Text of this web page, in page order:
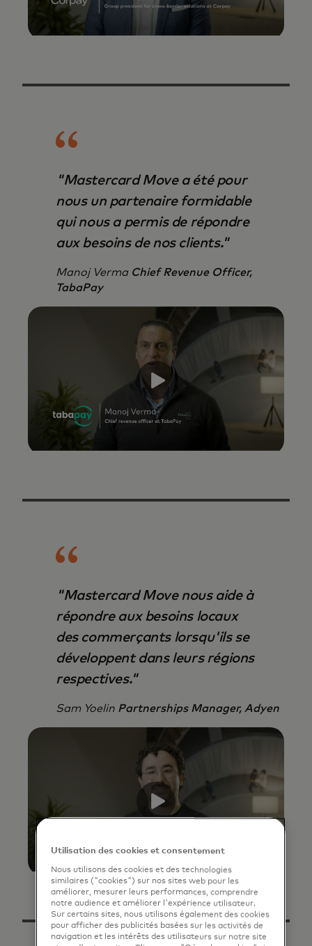
"Mastercard Move a été pour
nous un partenaire formidable
qui nous a permis de répondre
aux besoins de nos clients."
Manoj Verma Chief Revenue Officer,
TabaPay
"Mastercard Move nous aide à
répondre aux besoins locaux
des commerçants lorsqu'ils se
développent dans leurs régions
respectives."
Sam Yoelin Partnerships Manager, Adyen
Utilisation des cookies et consentement
Nous utilisons des cookies et des technologies
similaires ("cookies") sur nos sites web pour les
améliorer, mesurer leurs performances, comprendre
notre audience et améliorer l'expérience utilisateur.
Sur certains sites, nous utilisons également des cookies
pour afficher des publicités basées sur les activités de
navigation et les intérêts des utilisateurs sur notre site